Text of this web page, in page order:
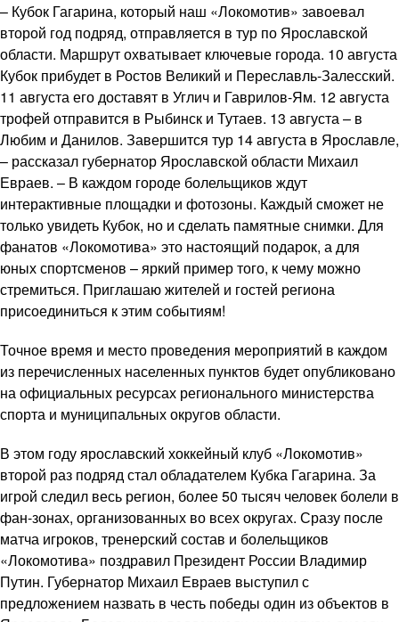
– Кубок Гагарина, который наш «Локомотив» завоевал
второй год подряд, отправляется в тур по Ярославской
области. Маршрут охватывает ключевые города. 10 августа
Кубок прибудет в Ростов Великий и Переславль-Залесский.
11 августа его доставят в Углич и Гаврилов-Ям. 12 августа
трофей отправится в Рыбинск и Тутаев. 13 августа – в
Любим и Данилов. Завершится тур 14 августа в Ярославле,
– рассказал губернатор Ярославской области Михаил
Евраев. – В каждом городе болельщиков ждут
интерактивные площадки и фотозоны. Каждый сможет не
только увидеть Кубок, но и сделать памятные снимки. Для
фанатов «Локомотива» это настоящий подарок, а для
юных спортсменов – яркий пример того, к чему можно
стремиться. Приглашаю жителей и гостей региона
присоединиться к этим событиям!
Точное время и место проведения мероприятий в каждом
из перечисленных населенных пунктов будет опубликовано
на официальных ресурсах регионального министерства
спорта и муниципальных округов области.
В этом году ярославский хоккейный клуб «Локомотив»
второй раз подряд стал обладателем Кубка Гагарина. За
игрой следил весь регион, более 50 тысяч человек болели в
фан-зонах, организованных во всех округах. Сразу после
матча игроков, тренерский состав и болельщиков
«Локомотива» поздравил Президент России Владимир
Путин. Губернатор Михаил Евраев выступил с
предложением назвать в честь победы один из объектов в